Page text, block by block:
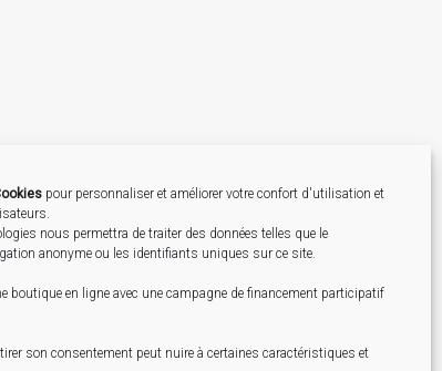
pour personnaliser et améliorer votre confort d'utilisation et
nous permettra de traiter des données telles que le
anonyme ou les identifiants uniques sur ce site.
boutique en ligne avec une campagne de financement participatif
son consentement peut nuire à certaines caractéristiques et